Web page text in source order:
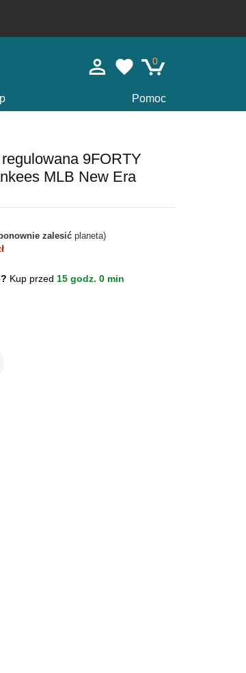
0
Pomoc
9FORTY
MLB New Era
zalesić planeta)
Kup przed 15 godz. 0 min